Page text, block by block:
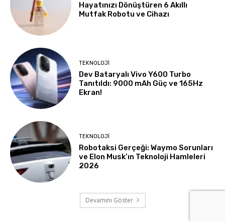
Hayatınızı Dönüştüren 6 Akıllı
Mutfak Robotu ve Cihazı
TEKNOLOJI
Dev Bataryalı Vivo Y600 Turbo
Tanıtıldı: 9000 mAh Güç ve 165Hz
Ekran!
TEKNOLOJI
Robotaksi Gerçeği: Waymo Sorunları
ve Elon Musk’ın Teknoloji Hamleleri
2026
Devamını Göster